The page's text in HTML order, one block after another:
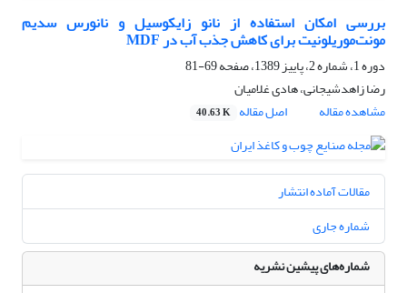
بررسی امکان استفاده از نانو زایکوسیل و نانورس سدیم
مونت‌موریلونیت برای کاهش جذب آب در MDF
دوره 1، شماره 2، پاییز 1389، صفحه
69-81
رضا زاهدشیجانی، هادی غلامیان
مشاهده مقاله
اصل مقاله 40.63 K
مقالات آماده انتشار
شماره جاری
شماره‌های پیشین نشریه